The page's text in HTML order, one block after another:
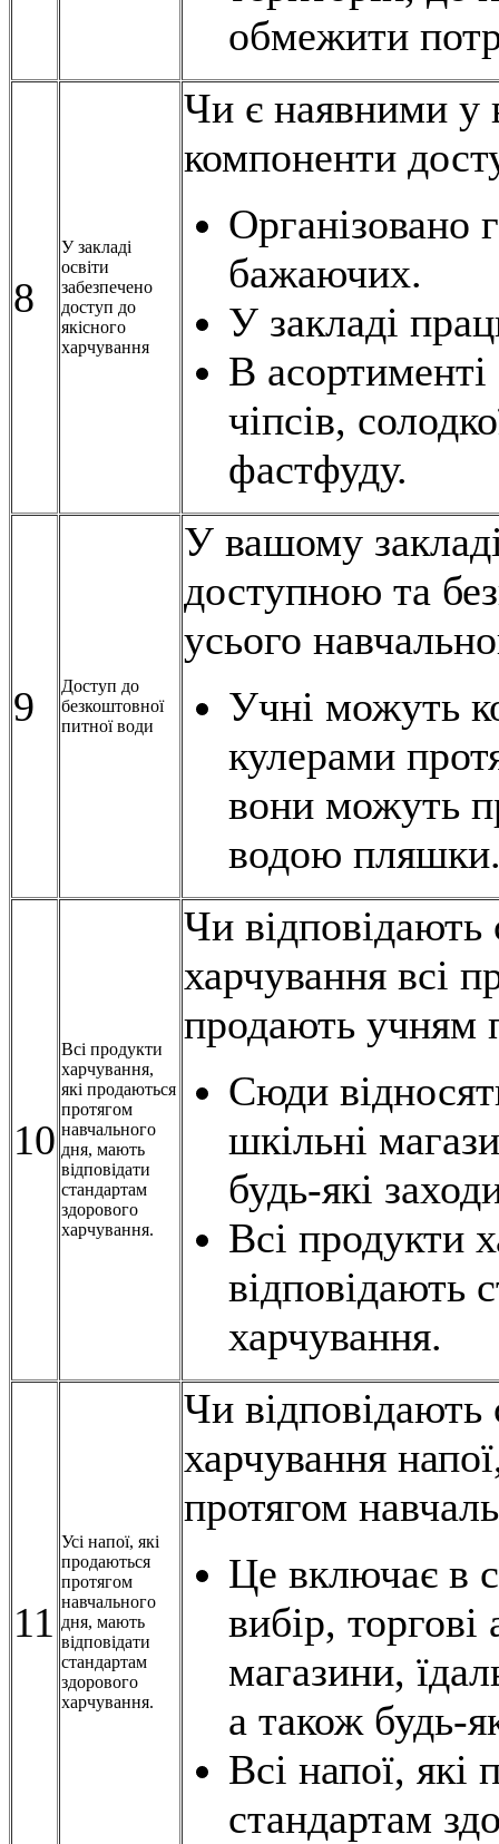
обмежити
8
У закладі
освіти
забезпечено
доступ до
якісного
харчування
Чи є наявними у
компоненти
Організовано
бажаючих.
У закладі
В асортименті
чіпсів,
фастфуду.
9
Доступ до
безкоштовної
питної води
У вашому
доступною та
усього
Учні можуть
кулерами
вони можуть
водою
10
Всі продукти
харчування,
які продаються
протягом
навчального
дня, мають
відповідати
стандартам
здорового
харчування.
Чи відповідають
харчування всі
продають учням
Сюди
шкільні
будь-які
Всі продукти
відповідають
харчування.
11
Усі напої, які
продаються
протягом
навчального
дня, мають
відповідати
стандартам
здорового
харчування.
Чи відповідають
харчування
протягом
Це включає в
вибір,
магазини,
а також будь-
Всі напої, які
стандартам